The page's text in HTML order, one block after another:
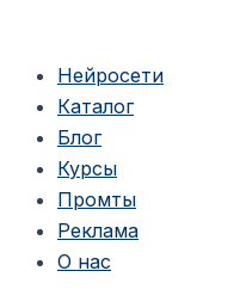
содержимому
Нейросети
Каталог
Блог
Курсы
Промты
Реклама
О нас